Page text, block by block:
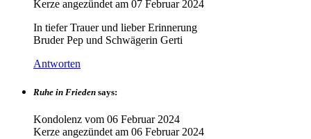
Kerze angezündet am 07 Februar 2024
In tiefer Trauer und lieber Erinnerung
Bruder Pep und Schwägerin Gerti
Antworten
Ruhe in Frieden says:
Kondolenz vom 06 Februar 2024
Kerze angezündet am 06 Februar 2024